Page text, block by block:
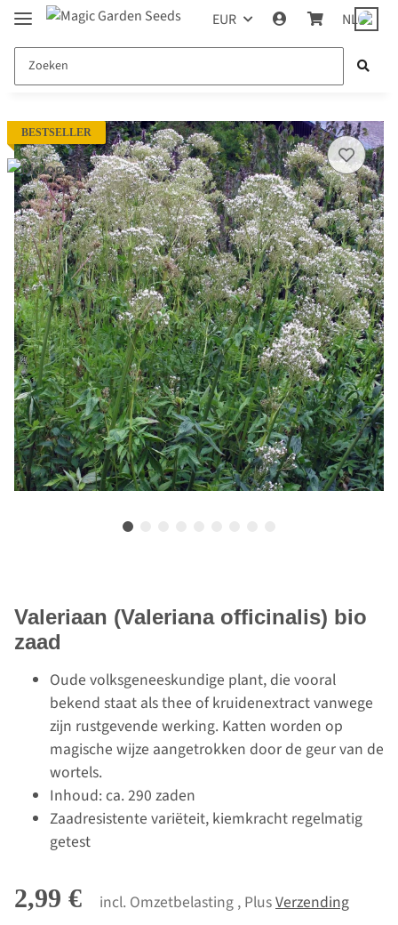
EUR NL
BESTSELLER
Valeriaan (Valeriana officinalis) bio
zaad
Oude volksgeneeskundige plant, die vooral
bekend staat als thee of kruidenextract vanwege
zijn rustgevende werking. Katten worden op
magische wijze aangetrokken door de geur van de
wortels.
Inhoud: ca. 290 zaden
Zaadresistente variëteit, kiemkracht regelmatig
getest
2,99 € incl. Omzetbelasting , PlusVerzending